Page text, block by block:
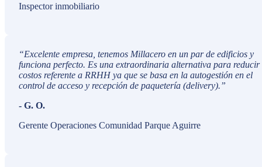
Inspector inmobiliario
“Excelente empresa, tenemos Millacero en un par de edificios y
funciona perfecto. Es una extraordinaria alternativa para reducir
costos referente a RRHH ya que se basa en la autogestión en el
control de acceso y recepción de paquetería (delivery).”
- G. O.
Gerente Operaciones Comunidad Parque Aguirre